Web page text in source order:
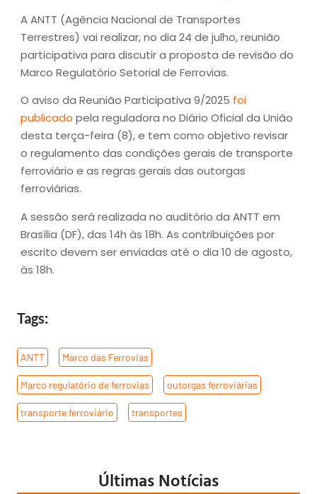
A ANTT (Agência Nacional de Transportes
Terrestres) vai realizar, no dia 24 de julho, reunião
participativa para discutir a proposta de revisão do
Marco Regulatório Setorial de Ferrovias.
O aviso da Reunião Participativa 9/2025 foi
publicado pela reguladora no Diário Oficial da União
desta terça-feira (8), e tem como objetivo revisar
o regulamento das condições gerais de transporte
ferroviário e as regras gerais das outorgas
ferroviárias.
A sessão será realizada no auditório da ANTT em
Brasília (DF), das 14h às 18h. As contribuições por
escrito devem ser enviadas até o dia 10 de agosto,
às 18h.
Tags:
ANTT Marco das Ferrovias
Marco regulatório de ferrovias outorgas ferroviárias
transporte ferroviário transportes
Últimas Notícias